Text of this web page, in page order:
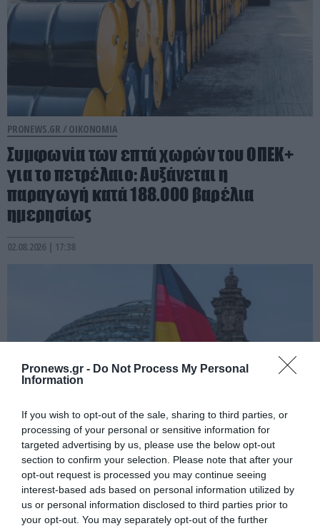
Pronews.gr - Do Not Process My Personal
Information
If you wish to opt-out of the sale, sharing to third parties, or
processing of your personal or sensitive information for
targeted advertising by us, please use the below opt-out
section to confirm your selection. Please note that after your
opt-out request is processed you may continue seeing
interest-based ads based on personal information utilized by
us or personal information disclosed to third parties prior to
your opt-out. You may separately opt-out of the further
PRONEWS.GR / ΟΙΚΟΝΟΜΙΑ
Συμφωνία των επτά χωρών του ΟΠΕΚ+
για το πετρέλαιο: Αυξάνεται η
παραγωγή κατά 188.000 βαρέλια
ημερησίως
02.08.2026 | 17:38
PRONEWS.GR /ΟΙΚΟΝΟΜΙΑ
Σε επίπεδα ρεκόρ το δημόσιο χρέος της
Γερμανίας: Η οικονομική «ναυαρχίδα» της
ΕΕ έφτασε τα 151 δισ. ευρώ το 2025!